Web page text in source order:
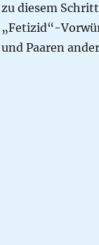
zu diesem
„Fetizid“-
und Paaren